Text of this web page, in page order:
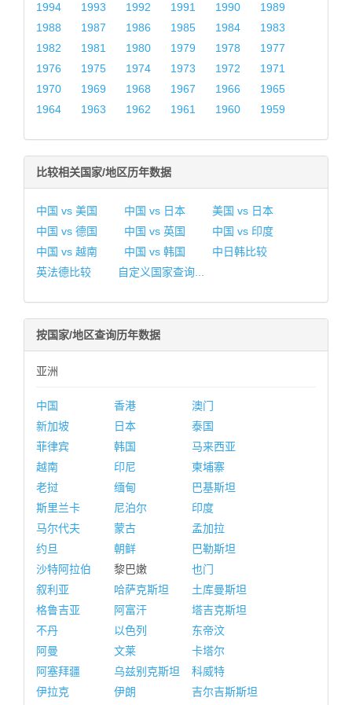
1994
1993 1992 1991 1990
1989
1988
1987 1986 1985 1984
1983
1982
1981 1980 1979 1978
1977
1976
1975 1974 1973 1972
1971
1970
1969 1968 1967 1966
1965
1964
1963 1962 1961 1960 1959
比较相关国家/地区历年数据
中国 vs 美国 中国 vs 日本
美国 vs 日本
中国 vs 德国
中国 vs 英国
中国 vs 印度
中国 vs 越南
中国 vs 韩国
中日韩比较
英法德比较
自定义国家查询...
按国家/地区查询历年数据
亚洲
中国 香港
澳门
新加坡
日本
泰国
菲律宾
韩国
马来西亚
越南
印尼
柬埔寨
老挝
缅甸
巴基斯坦
斯里兰卡
尼泊尔
印度
马尔代夫
蒙古
孟加拉
约旦
朝鲜
巴勒斯坦
沙特阿拉伯
黎巴嫩
也门
叙利亚
哈萨克斯坦
土库曼斯坦
格鲁吉亚
阿富汗
塔吉克斯坦
不丹
以色列
东帝汶
阿曼
文莱
卡塔尔
阿塞拜疆
乌兹别克斯坦
科威特
伊拉克
伊朗
吉尔吉斯斯坦